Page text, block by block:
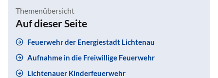
Themenübersicht
Auf dieser Seite
Feuerwehr der Energiestadt Lichtenau
Aufnahme in die Freiwillige Feuerwehr
Lichtenauer Kinderfeuerwehr